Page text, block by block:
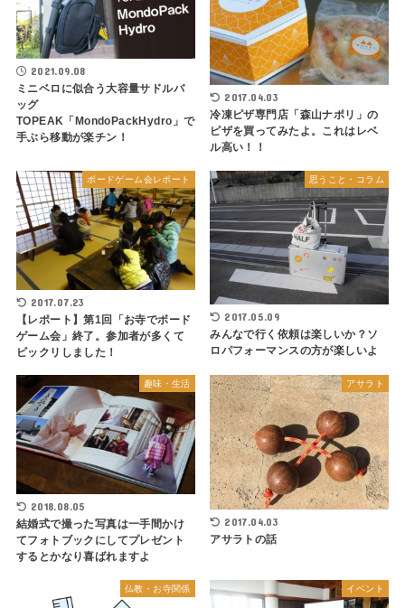
2021.09.08
ミニベロに似合う大容量サドルバ
ッグ
TOPEAK「MondoPackHydro」で
手ぶら移動が楽チン！
2017.04.03
冷凍ピザ専門店「森山ナポリ」の
ピザを買ってみたよ。これはレベ
ル高い！！
ボードゲーム会レポート
2017.07.23
【レポート】第1回「お寺でボード
ゲーム会」終了。参加者が多くて
ビックリしました！
思うこと・コラム
2017.05.09
みんなで行く依頼は楽しいか？ソ
ロパフォーマンスの方が楽しいよ
趣味・生活
2018.08.05
結婚式で撮った写真は一手間かけ
てフォトブックにしてプレゼント
するとかなり喜ばれますよ
アサラト
2017.04.03
アサラトの話
仏教・お寺関係 イベント